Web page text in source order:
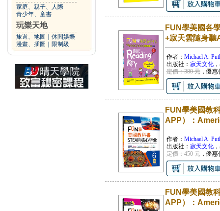
家庭、親子、人際
青少年、童書
玩樂天地
旅遊、地圖
休閒娛樂
漫畫、插圖
限制級
FUN學美國各
+寂天雲隨身聽
作者： Michael A.
出版社： 寂天文化
定價：380 元，優惠
FUN學美國教
APP）：
作者： Michael A.
出版社： 寂天文化
定價：450 元，優惠
FUN學美國教
APP）：